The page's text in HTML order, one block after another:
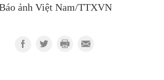
ảnh Việt Nam/TTXVN